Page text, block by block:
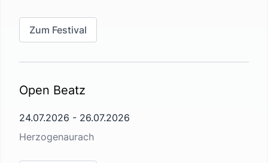
Zum Festival
Open Beatz
24.07.2026 - 26.07.2026
Herzogenaurach